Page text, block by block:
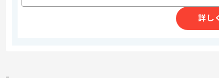
その他募集要項
2026/07/01
詳し